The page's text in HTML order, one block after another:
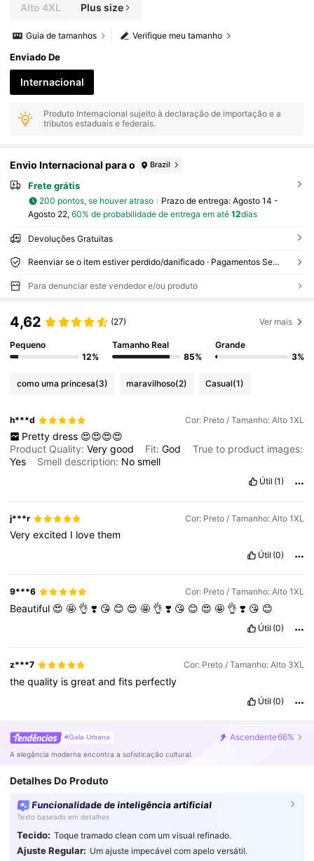
Alto 4XL Plus size
Verifique meu tamanho
Guia de tamanhos
Enviado De
Internacional
Produto Internacional sujeito à declaração de importação e a
tributos estaduais e federais.
Envio Internacional para o Brazil
Frete grátis
200 pontos, se houver atraso Prazo de entrega: Agosto 14 -
Agosto 22, 60% de probabilidade de entrega em até 12dias
Devoluções Gratuitas
Reenviar se o item estiver perdido/danificado · Pagamentos Seguros · Proteção de privacidade
Para denunciar este vendedor e/ou produto
4,62 (27) Ver mais
Pequeno
12%
Tamanho Real
85%
Grande
3%
como uma princesa(3) maravilhoso(2) Casual(1)
h***d Cor: Preto / Tamanho: Alto 1XL
Pretty dress 😍😍😍😍
Product Quality:Verygood Fit:God
True to product images:
Yes
Smell description: Nosmell
Útil (1)
j***r Cor: Preto / Tamanho: Alto 1XL
Veryexcited I lovethem
Útil (0)
9***6 Cor: Preto / Tamanho: Alto 1XL
Beautiful 😍🤩 👌❣️ 😘 😊 😍🤩 👌❣️ 😘 😊 😍🤩 👌❣️ 😘 😊
Útil (0)
z***7 Cor: Preto / Tamanho: Alto 3XL
thequality isgreatandfits perfectly
Útil (0)
#Gala Urbana Ascendente66%
A elegância moderna encontra a sofisticação cultural.
Detalhes Do Produto
Funcionalidade de inteligência artificial
Texto baseado em detalhes
Tecido: Toque tramado clean com um visual refinado.
Ajuste Regular: Um ajuste impecável com apelo versátil.
4,80 194K Seguidores